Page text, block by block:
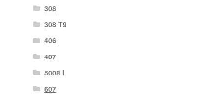
308
308 T9
406
407
5008 I
607